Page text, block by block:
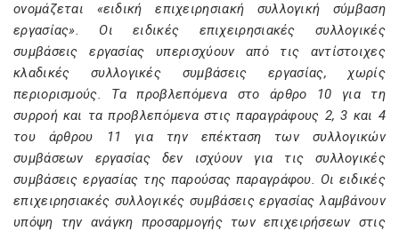
ονομάζεται «ειδική επιχειρησιακή συλλογική σύμβαση
εργασίας». Οι ειδικές επιχειρησιακές συλλογικές
συμβάσεις εργασίας υπερισχύουν από τις αντίστοιχες
κλαδικές συλλογικές συμβάσεις εργασίας, χωρίς
περιορισμούς. Τα προβλεπόμενα στο άρθρο 10 για τη
συρροή και τα προβλεπόμενα στις παραγράφους 2, 3 και 4
του άρθρου 11 για την επέκταση των συλλογικών
συμβάσεων εργασίας δεν ισχύουν για τις συλλογικές
συμβάσεις εργασίας της παρούσας παραγράφου. Οι ειδικές
επιχειρησιακές συλλογικές συμβάσεις εργασίας λαμβάνουν
υπόψη την ανάγκη προσαρμογής των επιχειρήσεων στις